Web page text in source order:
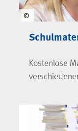
©
Kostenlose